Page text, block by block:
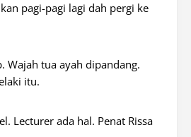
pagi-pagi lagi dah pergi ke
Wajah tua ayah dipandang.
itu.
Lecturer ada hal. Penat Rissa